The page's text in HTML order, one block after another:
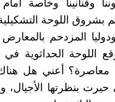
وفنانينا وخاصة
بشروق اللوحة التشكيلية
المزدحم بالمعارض
اللوحة الحداثوية في
معاصرة؟ أعني هل
حيرت بنظرتها